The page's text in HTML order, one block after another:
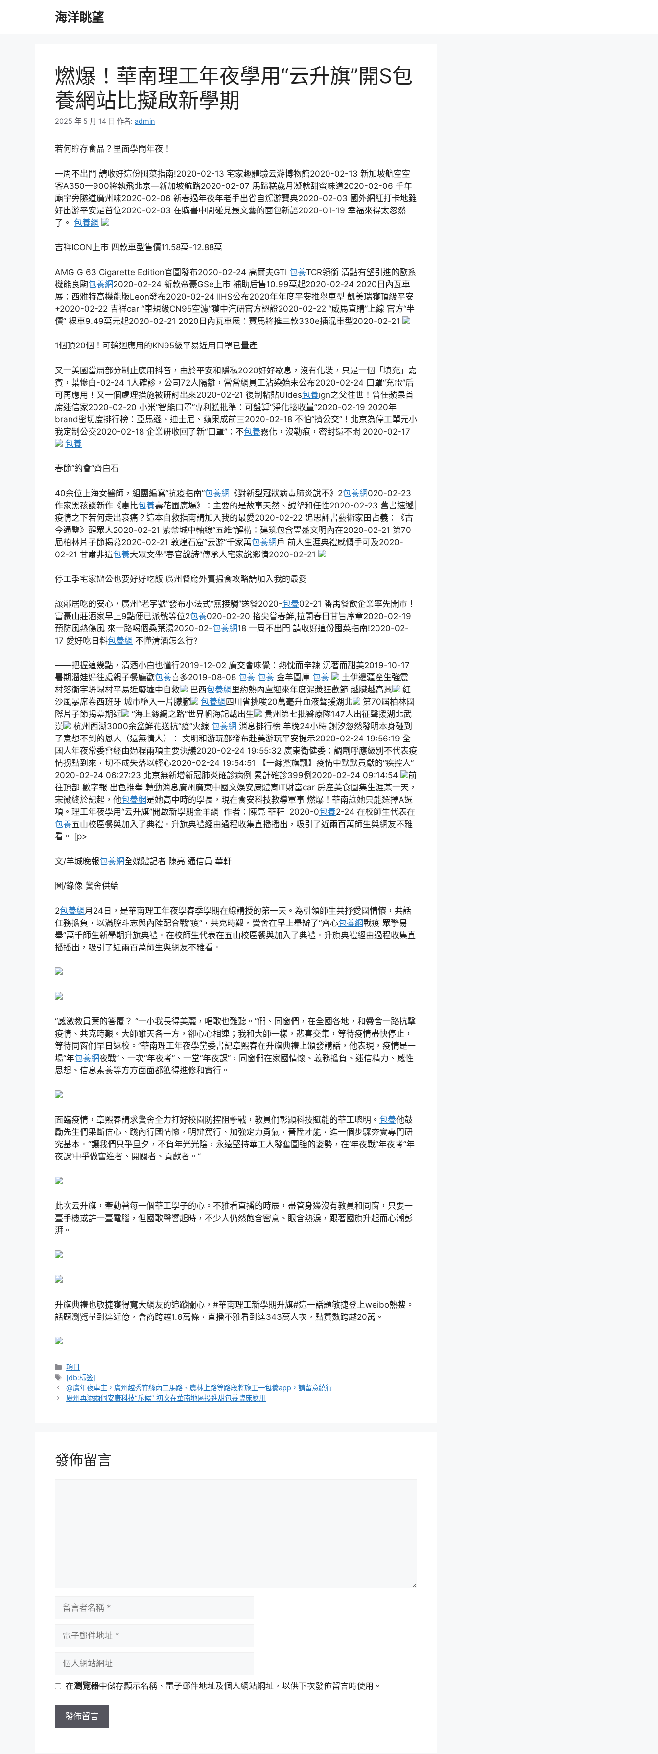
海洋眺望
燃爆！華南理工年夜學用“云升旗”開S包
養網站比擬啟新學期
2025 年 5 月 14 日 作者: admin
若何貯存食品？里面學問年夜！
一周不出門 請收好這份囤菜指南!2020-02-13 宅家趣體驗云游博物館2020-02-13 新加坡航空空
客A350—900將執飛北京—新加坡航路2020-02-07 馬蹄糕歲月凝就甜蜜味道2020-02-06 千年
廟宇旁隧道廣州味2020-02-06 新春過年夜年老手出省自駕游寶典2020-02-03 國外網紅打卡地雖
好出游平安是首位2020-02-03 在購書中間碰見最文藝的面包新語2020-01-19 幸福來得太忽然
了。 包養網
吉祥ICON上市 四款車型售價11.58萬-12.88萬
AMG G 63 Cigarette Edition官圖發布2020-02-24 高爾夫GTI 包養TCR領銜 清點有望引進的歐系
機能良駒包養網2020-02-24 新款帝豪GSe上市 補助后售10.99萬起2020-02-24 2020日內瓦車
展：西雅特高機能版Leon發布2020-02-24 IIHS公布2020年年度平安推舉車型 凱美瑞獲頂級平安
+2020-02-22 吉祥car “車規級CN95空濾”獲中汽研官方認證2020-02-22 “威馬直購”上線 官方“半
價” 裸車9.49萬元起2020-02-21 2020日內瓦車展：寶馬將推三款330e插混車型2020-02-21
1個頂20個！可輪迴應用的KN95級平易近用口罩已量產
又一美國當局部分制止應用抖音，由於平安和隱私2020好好歇息，沒有化裝，只是一個「填充」嘉
賓，葉慘白-02-24 1人確診，公司72人隔離，當當網員工沾染始末公布2020-02-24 口罩“充電”后
可再應用！又一個處理措施被研討出來2020-02-21 復制粘貼UIdes包養ign之父往世！曾任蘋果首
席迷信家2020-02-20 小米“智能口罩”專利獲批準：可盤算“淨化接收量”2020-02-19 2020年
brand密切度排行榜：亞馬遜、迪士尼、蘋果成前三2020-02-18 不怕“擠公交”！北京為停工單元小
我定制公交2020-02-18 企業研收回了新“口罩”：不包養霧化，沒勒痕，密封還不悶 2020-02-17
包養
春節“約會”齊白石
40余位上海女醫師，組團編寫“抗疫指南”包養網 《對新型冠狀病毒肺炎說不》2包養網020-02-23
作家黑孩談新作《惠比包養壽花圃廣場》：主要的是故事天然、誠摯和任性2020-02-23 舊書速遞|
疫情之下若何走出哀痛？這本自救指南請加入我的最愛2020-02-22 追思評書藝術家田占義：《古
今通鑒》醒眾人2020-02-21 紫禁城中軸線“五維”解構：建筑包含豐盛文明內在2020-02-21 第70
屆柏林片子節揭幕2020-02-21 敦煌石窟“云游”千家萬包養網 戶 前人生涯典禮感慨手可及2020-
02-21 甘肅非遺包養大眾文學“春官說詩”傳承人宅家說鄉情2020-02-21
停工季宅家辦公也要好好吃飯 廣州餐廳外賣揾食攻略請加入我的最愛
讓鄰居吃的安心，廣州“老字號”發布小法式“無接觸”送餐2020-包養02-21 番禺餐飲企業率先開市！
富豪山莊酒家早上9點便已派號等位2包養020-02-20 掐尖嘗春鮮,拉開春日甘旨序章2020-02-19
預防風熱傷風 來一路喝個桑葉湯2020-02-包養網18 一周不出門 請收好這份囤菜指南!2020-02-
17 愛好吃日料包養網 不懂清酒怎么行?
——把握這幾點，清酒小白也懂行2019-12-02 廣交會味覺：熱忱而辛辣 沉著而甜美2019-10-17
暑期溜娃好往處親子餐廳歡包養喜多2019-08-08 包養 包養 金羊圖庫 包養
土伊邊疆產生強震
村落衡宇坍塌村平易近廢墟中自救
巴西包養網 里約熱內盧迎來年度泥漿狂歡節 越臟越高興
紅
沙風暴席卷西班牙 城市墮入一片朦朧
包養網 四川省挑唆20萬毫升血液聲援湖北
第70屆柏林國
際片子節揭幕期近
“海上絲綢之路”世界帆海記載出生
貴州第七批醫療隊147人出征聲援湖北武
漢
杭州西湖3000余盆鮮花送抗“疫”火線 包養網 消息排行榜 羊晚24小時 謝汐忽然發明本身碰到
了意想不到的恩人（還無情人）： 文明和游玩部發布赴美游玩平安提示2020-02-24 19:56:19 全
國人年夜常委會經由過程兩項主要決議2020-02-24 19:55:32 廣東衛健委：調劑呼應級別不代表疫
情拐點到來，切不成失落以輕心2020-02-24 19:54:51 【一線黨旗飄】疫情中默默貢獻的“疾控人”
2020-02-24 06:27:23 北京無新增新冠肺炎確診病例 累計確診399例2020-02-24 09:14:54
前
往頂部 數字報 出色推舉 轉動消息廣州廣東中國文娛安康體育IT財富car 房產美食圖集生涯某一天，
宋微終於記起，他包養網是她高中時的學長，現在食安科技教導軍事 燃爆！華南讓她只能選擇A選
項。理工年夜學用“云升旗”開啟新學期金羊網 作者：陳亮 華軒 2020-0包養2-24 在校師生代表在
包養五山校區餐與加入了典禮。升旗典禮經由過程收集直播播出，吸引了近兩百萬師生與網友不雅
看。 [p>
文/羊城晚報包養網全媒體記者 陳亮 通信員 華軒
圖/錄像 黌舍供給
2包養網 月24日，是華南理工年夜學春季學期在線講授的第一天。為引領師生共抒愛國情懷，共話
任務擔負，以滿腔斗志與內陸配合戰“疫”，共克時艱，黌舍在早上舉辦了“齊心包養網戰疫 眾擎易
舉”萬千師生新學期升旗典禮。在校師生代表在五山校區餐與加入了典禮。升旗典禮經由過程收集直
播播出，吸引了近兩百萬師生與網友不雅看。
“感激教員葉的答覆？ “一小我長得美麗，唱歌也難聽。”們、同窗們，在全國各地，和黌舍一路抗擊
疫情、共克時艱。大師雖天各一方，卻心心相連；我和大師一樣，悲喜交集，等待疫情盡快停止，
等待同窗們早日返校。”華南理工年夜學黨委書記章熙春在升旗典禮上頒發講話，他表現，疫情是一
場“年包養網夜戰”、一次“年夜考”、一堂“年夜課”，同窗們在家國情懷、義務擔負、迷信精力、感性
思想、信息素養等方方面面都獲得進修和實行。
面臨疫情，章熙春請求黌舍全力打好校園防控阻擊戰，教員們彰顯科技賦能的華工聰明。 包養他鼓
勵先生們果斷信心、踐內行國情懷，明辨篤行、加強定力勇氣，晉陞才能，進一個步驟夯實專門研
究基本。“讓我們只爭旦夕，不負年光光陰，永遠堅持華工人發奮圖強的姿勢，在‘年夜戰’‘年夜考’‘年
夜課’中爭做奮進者、開闢者、貢獻者。”
此次云升旗，牽動著每一個華工學子的心。不雅看直播的時辰，盡管身邊沒有教員和同窗，只要一
臺手機或許一臺電腦，但國歌聲響起時，不少人仍然飽含密意、眼含熱淚，跟著國旗升起而心潮彭
湃。
升旗典禮也敏捷獲得寬大網友的追蹤關心，#華南理工新學期升旗#這一話題敏捷登上weibo熱搜。
話題瀏覽量到達近億，會商跨越1.6萬條，直播不雅看到達343萬人次，點贊數跨越20萬。
分
類
項目
標
籤
[db:标签]
@廣年夜車主，廣州越秀竹絲崗二馬路、農林上路等路段將施工一包養app，請留意繞行
廣州再添兩個安康科技“斥候” 初次在華南地區投進甜包養臨床應用
發佈留言
址
網
網
在瀏覽器中儲存顯示名稱、電子郵件地址及個人網站網址，以供下次發佈留言時使用。